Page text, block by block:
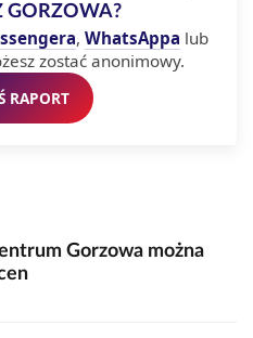
GORZOWA?
, WhatsAppa lub
zostać anonimowy.
RAPORT
Gorzowa można